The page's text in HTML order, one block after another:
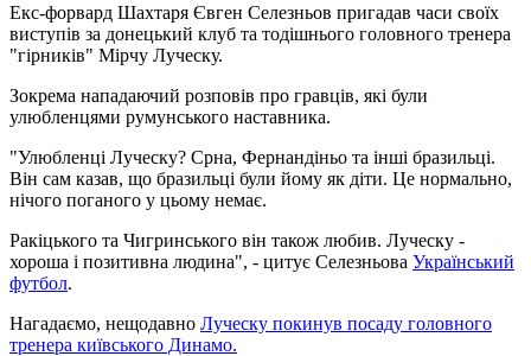
Екс-форвард Шахтаря Євген Селезньов пригадав часи своїх
виступів за донецький клуб та тодішнього головного тренера
"гірників" Мірчу Луческу.
Зокрема нападаючий розповів про гравців, які були
улюбленцями румунського наставника.
"Улюбленці Луческу? Срна, Фернандіньо та інші бразильці.
Він сам казав, що бразильці були йому як діти. Це нормально,
нічого поганого у цьому немає.
Ракіцького та Чигринського він також любив. Луческу -
хороша і позитивна людина", - цитує Селезньова Український
футбол.
Нагадаємо, нещодавно Луческу покинув посаду головного
тренера київського Динамо.